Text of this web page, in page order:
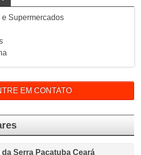
Supermercados
EM CONTATO
Serra Pacatuba Ceará